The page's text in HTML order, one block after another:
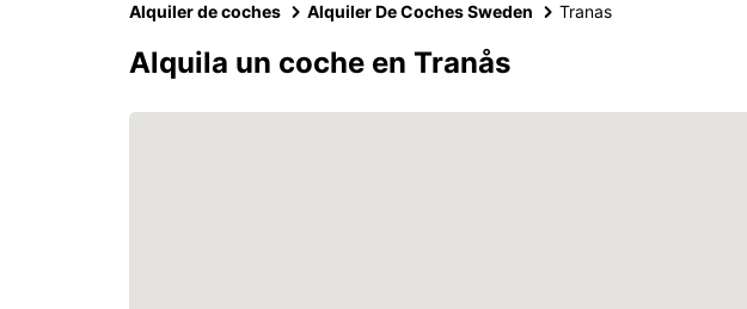
Alquiler de coches Alquiler De Coches Sweden Tranas
Alquila un coche en Tranås